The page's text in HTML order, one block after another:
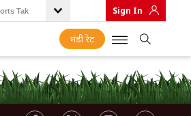
Tak Sign In
मंडी रेट